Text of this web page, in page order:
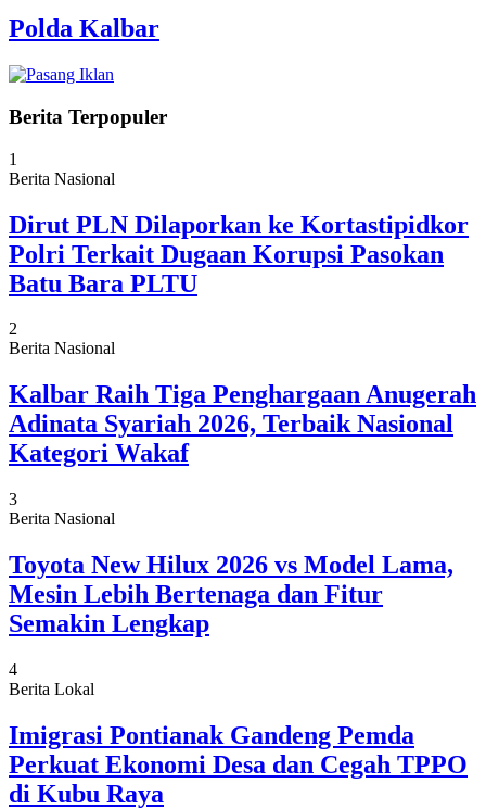
Polda Kalbar
Berita Terpopuler
1
Berita Nasional
Dirut PLN Dilaporkan ke Kortastipidkor
Polri Terkait Dugaan Korupsi Pasokan
Batu Bara PLTU
2
Berita Nasional
Kalbar Raih Tiga Penghargaan Anugerah
Adinata Syariah 2026, Terbaik Nasional
Kategori Wakaf
3
Berita Nasional
Toyota New Hilux 2026 vs Model Lama,
Mesin Lebih Bertenaga dan Fitur
Semakin Lengkap
4
Berita Lokal
Imigrasi Pontianak Gandeng Pemda
Perkuat Ekonomi Desa dan Cegah TPPO
di Kubu Raya